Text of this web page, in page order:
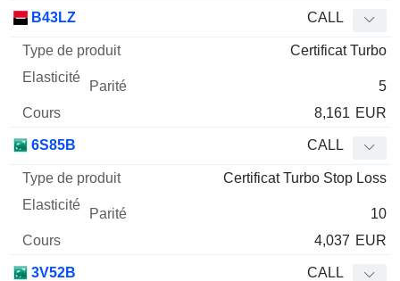
B43LZ CALL
Certificat Turbo
5
8,161 EUR
6S85B CALL
Certificat Turbo Stop Loss
10
4,037 EUR
3V52B CALL